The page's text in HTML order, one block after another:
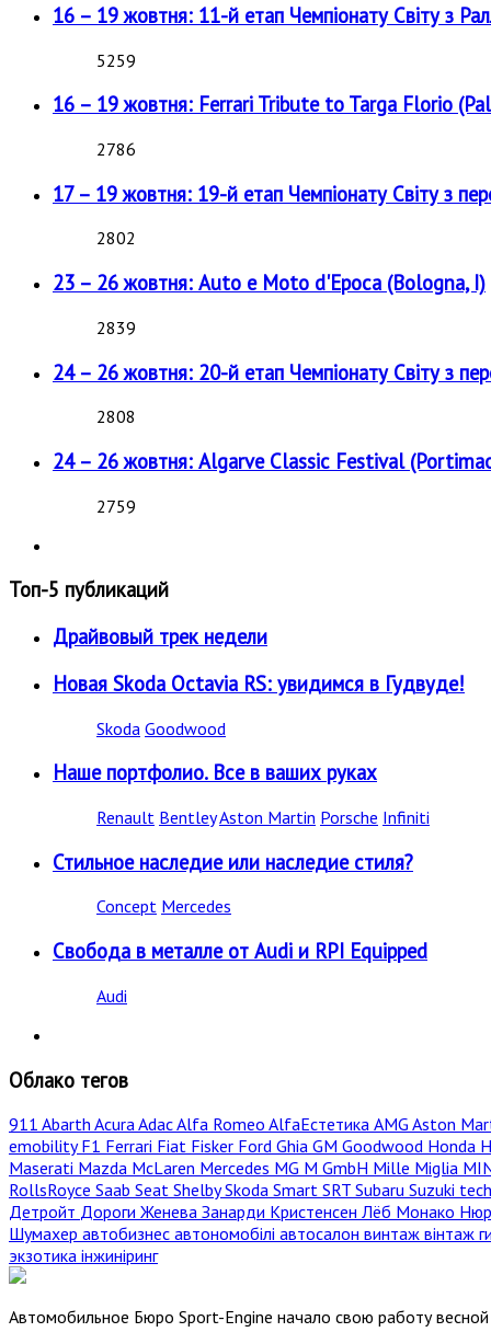
16 – 19 жовтня: 11-й етап Чемпіонату Світу з
5259
16 – 19 жовтня: Ferrari Tribute to Targa Florio
2786
17 – 19 жовтня: 19-й етап Чемпіонату Світу з
2802
23 – 26 жовтня: Auto e Moto d'Epoca (Bologna, I)
2839
24 – 26 жовтня: 20-й етап Чемпіонату Світу з
2808
24 – 26 жовтня: Algarve Classic Festival
2759
Топ-5 публикаций
Драйвовый трек недели
Новая Skoda Octavia RS: увидимся в Гудвуде!
Skoda Goodwood
Наше портфолио. Все в ваших руках
Renault BentleyAston Martin Porsche Infiniti
Стильное наследие или наследие стиля?
Concept Mercedes
Свобода в металле от Audi и RPI Equipped
Audi
Облако тегов
911 Abarth AcuraAdacAlfa Romeo AlfaЕстетика AMG Aston
emobilityF1 Ferrari Fiat Fisker Ford Ghia GM Goodwood Honda
Maserati Mazda McLaren Mercedes MG M GmbH Mille Miglia
RollsRoyce Saab Seat ShelbySkoda Smart SRT Subaru Suzuki
Детройт Дороги Женева Занарди Кристенсен Лёб Монако
Шумахер автобизнес автономобілі автосалон винтаж вінтаж
экзотика інжиніринг
Автомобильное Бюро Sport-Engine начало свою работу